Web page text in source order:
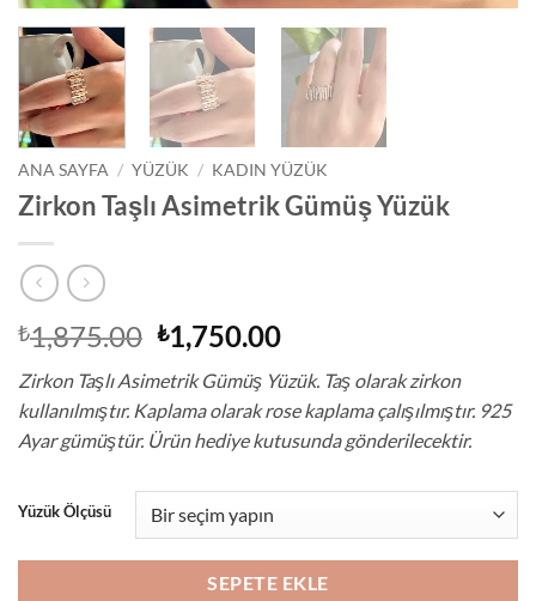
ANA SAYFA / YÜZÜK / KADIN YÜZÜK
Zirkon Taşlı Asimetrik Gümüş Yüzük
₺1,875.00 Orijinal
fiyat:
₺1,875.00.
₺1,750.00Şu
fiyat:
₺1,750.00.
Zirkon Taşlı Asimetrik Gümüş Yüzük. Taş olarak zirkon
kullanılmıştır. Kaplama olarak rose kaplama çalışılmıştır. 925
Ayar gümüştür. Ürün hediye kutusunda gönderilecektir.
Yüzük Ölçüsü
SEPETE EKLE